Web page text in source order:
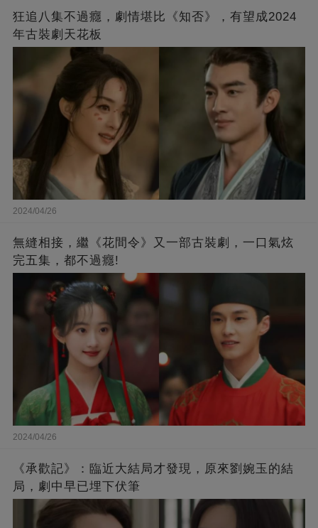
狂追八集不過癮，劇情堪比《知否》，有望成2024
年古裝劇天花板
2024/04/26
無縫相接，繼《花間令》又一部古裝劇，一口氣炫
完五集，都不過癮!
2024/04/26
《承歡記》：臨近大結局才發現，原來劉婉玉的結
局，劇中早已埋下伏筆